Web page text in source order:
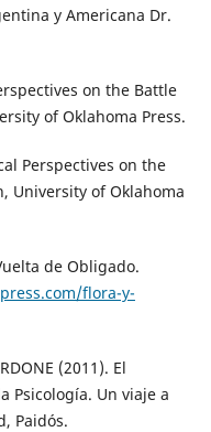
y Americana Dr.
on the Battle
of Oklahoma Press.
Perspectives on the
University of Oklahoma
de Obligado.
flora-y-
(2011). El
Psicología. Un viaje a
Paidós.